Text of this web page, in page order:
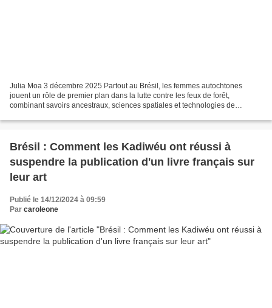
Julia Moa 3 décembre 2025 Partout au Brésil, les femmes autochtones
jouent un rôle de premier plan dans la lutte contre les feux de forêt,
combinant savoirs ancestraux, sciences spatiales et technologies de
Brésil : Comment les Kadiwéu ont réussi à
suspendre la publication d'un livre français sur
leur art
Publié le 14/12/2024 à 09:59
Par caroleone